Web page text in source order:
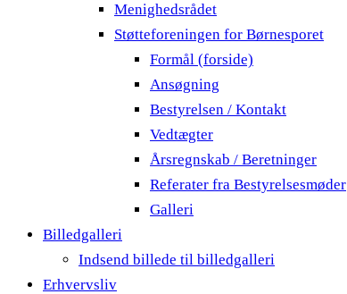
Menighedsrådet
Støtteforeningen for Børnesporet
Formål (forside)
Ansøgning
Bestyrelsen / Kontakt
Vedtægter
Årsregnskab / Beretninger
Referater fra Bestyrelsesmøder
Galleri
Billedgalleri
Indsend billede til billedgalleri
Erhvervsliv